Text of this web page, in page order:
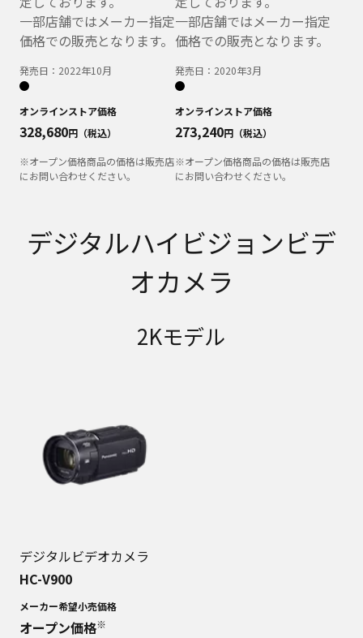
一部店舗ではメーカー指定
価格での販売となります。
発売日： 2022年10月
オンラインストア価格
328,680円（税込）
※オープン価格商品の価格は販売店
にお問い合わせください。
一部店舗ではメーカー指定
価格での販売となります。
発売日： 2020年3月
オンラインストア価格
273,240円（税込）
※オープン価格商品の価格は販売店
にお問い合わせください。
デジタルハイビジョンビデ
オカメラ
2Kモデル
デジタルビデオカメラ
HC-V900
メーカー希望小売価格
オープン価格※